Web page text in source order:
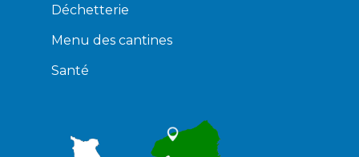
Déchetterie
Menu des cantines
Santé